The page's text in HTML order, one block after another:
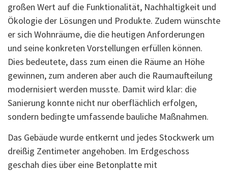
großen Wert auf die Funktionalität, Nachhaltigkeit und
Ökologie der Lösungen und Produkte. Zudem wünschte
er sich Wohnräume, die die heutigen Anforderungen
und seine konkreten Vorstellungen erfüllen können.
Dies bedeutete, dass zum einen die Räume an Höhe
gewinnen, zum anderen aber auch die Raumaufteilung
modernisiert werden musste. Damit wird klar: die
Sanierung konnte nicht nur oberflächlich erfolgen,
sondern bedingte umfassende bauliche Maßnahmen.
Das Gebäude wurde entkernt und jedes Stockwerk um
dreißig Zentimeter angehoben. Im Erdgeschoss
geschah dies über eine Betonplatte mit